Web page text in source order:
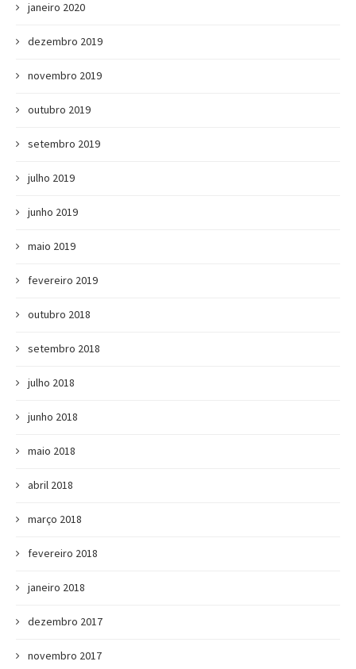
janeiro 2020
dezembro 2019
novembro 2019
outubro 2019
setembro 2019
julho 2019
junho 2019
maio 2019
fevereiro 2019
outubro 2018
setembro 2018
julho 2018
junho 2018
maio 2018
abril 2018
março 2018
fevereiro 2018
janeiro 2018
dezembro 2017
novembro 2017